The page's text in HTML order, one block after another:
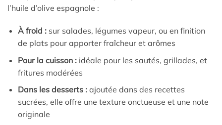
l’huile d’olive espagnole :
À froid :sur salades, légumes vapeur, ou en finition
de plats pour apporter fraîcheur et arômes
Pour la cuisson :idéale pour les sautés, grillades, et
fritures modérées
Dans les desserts :ajoutée dans des recettes
sucrées, elle offre une texture onctueuse et une note
originale